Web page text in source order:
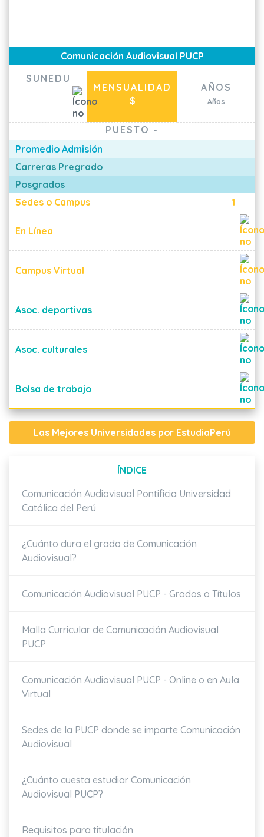
Comunicación Audiovisual PUCP
SUNEDU
MENSUALIDAD
$
AÑOS
Años
PUESTO -
Promedio Admisión
Carreras Pregrado
Posgrados
Sedes o Campus
1
En Línea
Campus Virtual
Asoc. deportivas
Asoc. culturales
Bolsa de trabajo
Las Mejores Universidades por EstudiaPerú
ÍNDICE
Comunicación Audiovisual Pontificia Universidad
Católica del Perú
¿Cuánto dura el grado de Comunicación
Audiovisual?
Comunicación Audiovisual PUCP - Grados o Títulos
Malla Curricular de Comunicación Audiovisual
PUCP
Comunicación Audiovisual PUCP - Online o en Aula
Virtual
Sedes de la PUCP donde se imparte Comunicación
Audiovisual
¿Cuánto cuesta estudiar Comunicación
Audiovisual PUCP?
Requisitos para titulación